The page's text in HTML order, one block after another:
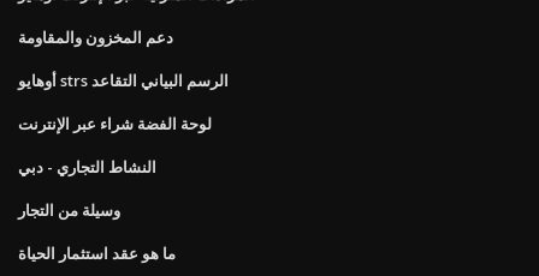
دعم المخزون والمقاومة
أوهايو strs الرسم البياني التقاعد
لوحة الفضة شراء عبر الإنترنت
النشاط التجاري - دبي
وسيلة من التجار
ما هو عقد استثمار الحياة